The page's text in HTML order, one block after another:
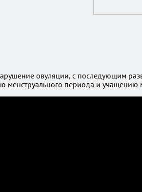
овуляции, с последующим
менструального периода и учащению